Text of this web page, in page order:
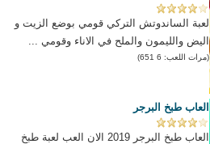
لعبة الساندوتش التركي قومي بوضع الزيت و
اليض والليمون والملح في الاناء وقومي ...
(مرات اللعب: 6 651)
العاب طبخ البرجر
العاب طبخ البرجر 2019 الان العب لعبة طبخ